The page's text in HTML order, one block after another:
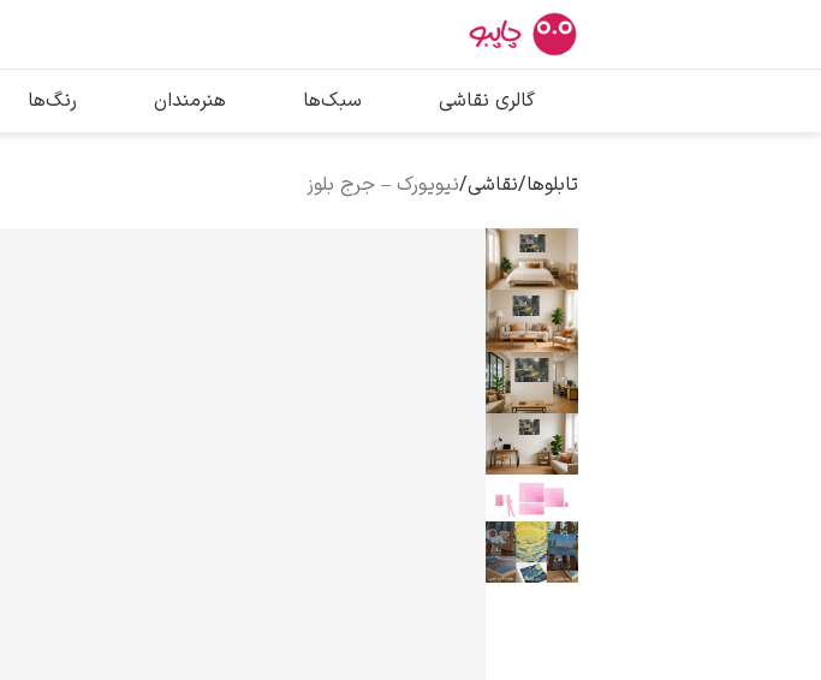
بیشترین جستجوها
پیکاسو
سالوادور دالی
محبوب‌ترین هنرمندان
گالری نقاشی سبک‌ها هنرمندان رنگ‌ها
تابلوها/نقاشی/نیویورک – جرج بلوز